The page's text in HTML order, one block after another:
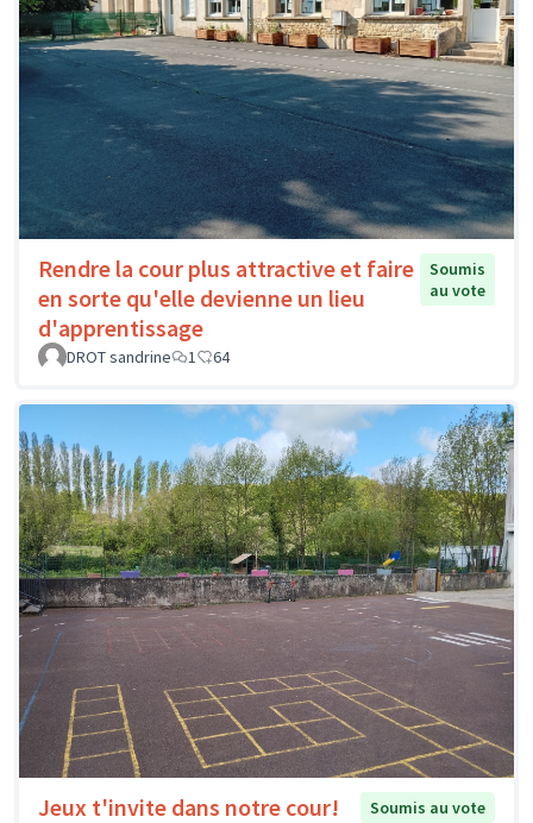
Rendre la cour plus attractive et faire
en sorte qu'elle devienne un lieu
d'apprentissage
Soumis
au vote
DROT sandrine 1 64
Jeux t'invite dans notre cour!
Soumis au vote